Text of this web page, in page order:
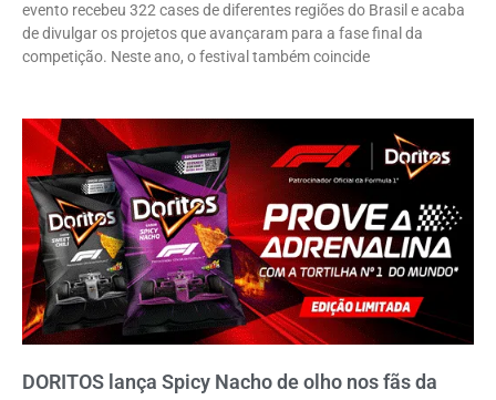
evento recebeu 322 cases de diferentes regiões do Brasil e acaba
de divulgar os projetos que avançaram para a fase final da
competição. Neste ano, o festival também coincide
DORITOS lança Spicy Nacho de olho nos fãs da